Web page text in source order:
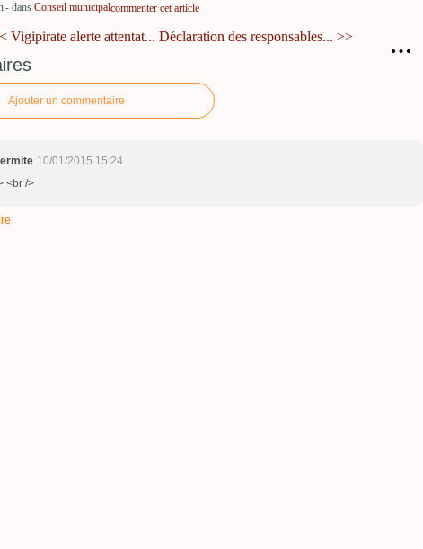
- dans Conseil municipalcommenter cet article
…
Vigipirate alerte attentat... Déclaration des responsables... >>
Ajouter un commentaire
10/01/2015 15:24
<br />